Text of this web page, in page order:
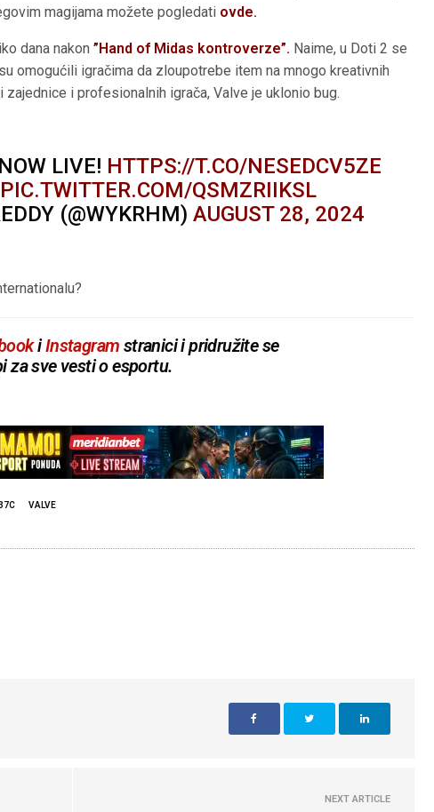
magijama možete pogledati ovde.
dana nakon”Hand of Midas kontroverze”. Naime, u Doti 2 se
omogućili igračima da zloupotrebe item na mnogo kreativnih
i profesionalnih igrača, Valve je uklonio bug.
LIVE! HTTPS://T.CO/NESEDCV5ZE
PIC.TWITTER.COM/QSMZRIIKSL
(@WYKRHM)AUGUST 28, 2024
iInstagram stranici i pridružite se
za sve vesti o esportu.
VALVE
NEXT ARTICLE